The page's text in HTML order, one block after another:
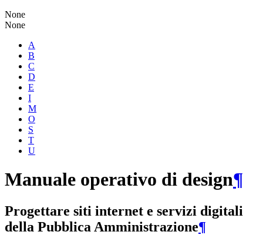
None
None
A
B
C
D
E
I
M
O
S
T
U
Manuale operativo di design¶
Progettare siti internet e servizi digitali
della Pubblica Amministrazione¶